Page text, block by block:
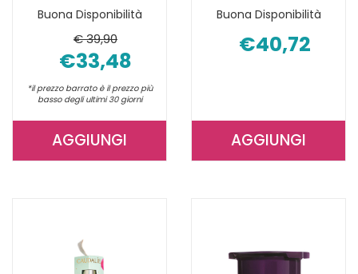
Buona Disponibilità
€ 39,90
€33,48
*il prezzo barrato è il prezzo più
basso degli ultimi 30 giorni
AGGIUNGIAGGIUNGI RVLIFT
CARRELLO
Buona Disponibilità
€40,72
AGGIUNGIAGGIUNGI